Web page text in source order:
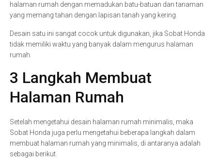
halaman rumah dengan memadukan batu-batuan dan tanaman
yang memang tahan dengan lapisan tanah yang kering.
Desain satu ini sangat cocok untuk digunakan, jika Sobat Honda
tidak memiliki waktu yang banyak dalam mengurus halaman
rumah.
3 Langkah Membuat
Halaman Rumah
Setelah mengetahui desain halaman rumah minimalis, maka
Sobat Honda juga perlu mengetahui beberapa langkah dalam
membuat halaman rumah yang minimalis, di antaranya adalah
sebagai berikut.